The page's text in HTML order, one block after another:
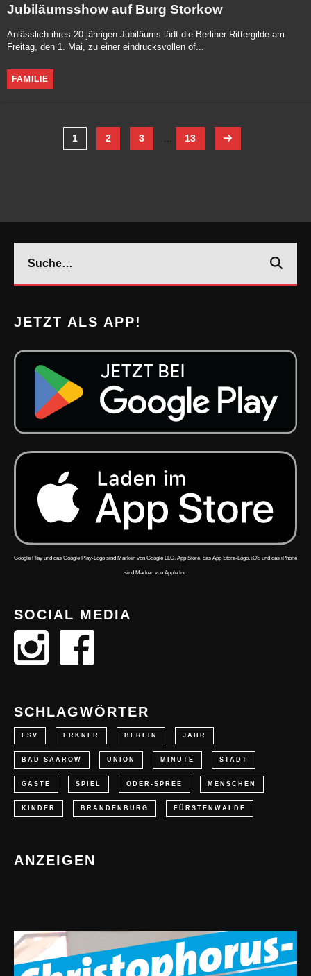
Jubiläumsshow auf Burg Storkow
Anlässlich ihres 20-jährigen Jubiläums lädt die Berliner Rittergilde am
Freitag, den 1. Mai, zu einer eindrucksvollen öf...
FAMILIE
1 2 3 13
JETZT ALS APP!
Google Play und das Google Play-Logo sind Marken von Google LLC. App Store, das App Store-Logo, iOS und das iPhone
sind Marken von Apple Inc.
SOCIAL MEDIA
SCHLAGWÖRTER
FSV ERKNER BERLIN JAHR
BAD SAAROW UNION MINUTE STADT
GÄSTE SPIEL ODER-SPREE MENSCHEN
KINDER BRANDENBURG FÜRSTENWALDE
ANZEIGEN